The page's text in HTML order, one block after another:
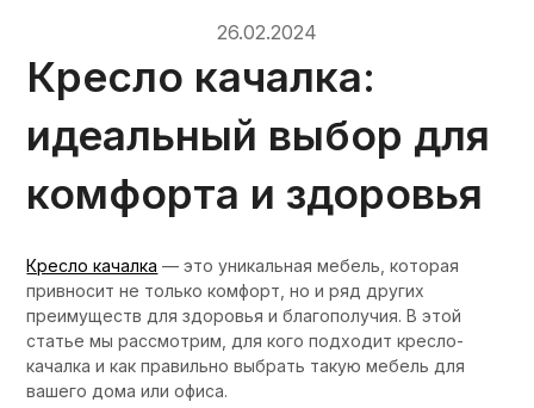
26.02.2024
Кресло качалка:
идеальный выбор для
комфорта и здоровья
Кресло качалка — это уникальная мебель, которая
привносит не только комфорт, но и ряд других
преимуществ для здоровья и благополучия. В этой
статье мы рассмотрим, для кого подходит кресло-
качалка и как правильно выбрать такую мебель для
вашего дома или офиса.